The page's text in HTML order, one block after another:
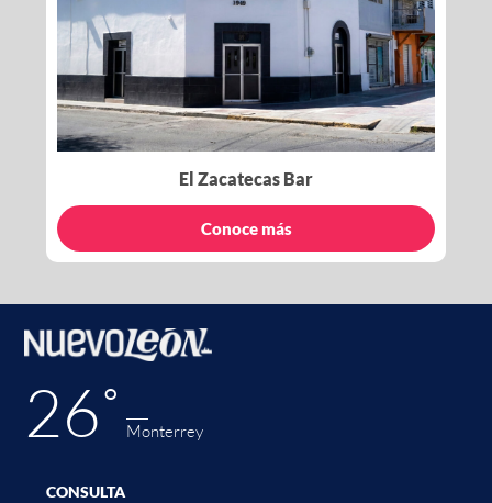
El Zacatecas Bar
Conoce más
26˚ Monterrey
CONSULTA